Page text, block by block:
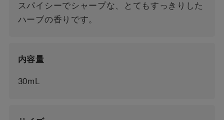
スパイシーでシャープな、とてもすっきりした
ハーブの香りです。
内容量
30mL